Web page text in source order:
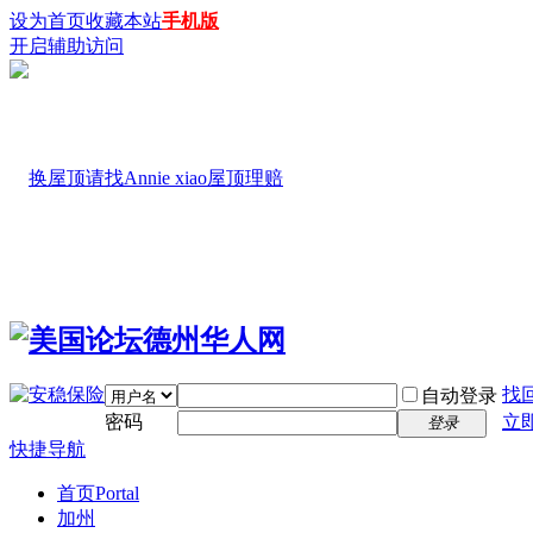
设为首页收藏本站手机版
开启辅助访问
自动登录 找
密码
登录
立
快捷导航
首页Portal
加州